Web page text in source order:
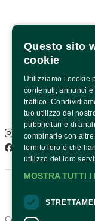
Instagram
Facebook
Questo sito
cookie
Utilizziamo i cookie
contenuti, annunci
traffico.
tuo utilizzo del
pubblicitari e di
combinarle con
fornito loro o che
utilizzo dei loro
MOSTRA TUTTI I